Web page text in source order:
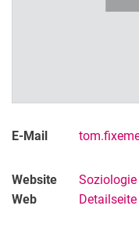
Laufende Promotionen
E-Mail
Website
Web
Detailseite